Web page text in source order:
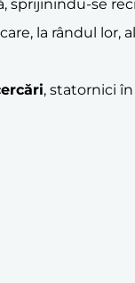
sprijinindu-se
la rândul lor,
, statornici în